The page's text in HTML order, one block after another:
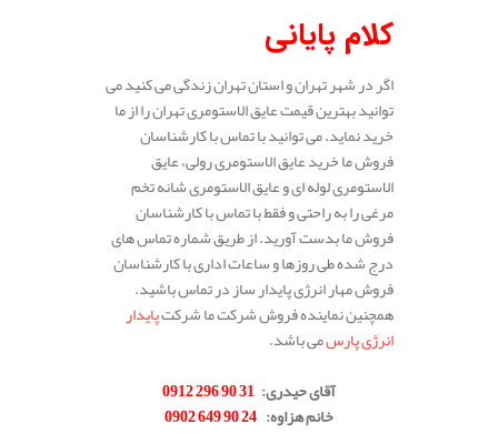
کلام پایانی
اگر در شهر تهران و استان تهران زندگی می کنید می
توانید بهترین قیمت عایق الاستومری تهران را از ما
خرید نماید. می توانید با تماس با کارشناسان
فروش ما خرید عایق الاستومری رولی، عایق
الاستومری لوله ای و عایق الاستومری شانه تخم
مرغی را به راحتی و فقط با تماس با کارشناسان
فروش ما بدست آورید. از طریق شماره تماس های
درج شده طی روزها و ساعات اداری با کارشناسان
فروش مهار انرژی پایدار ساز در تماس باشید.
همچنین نماینده فروش شرکت ما شرکتپایدار
انرژی پارسمی باشد.
آقای حیدری:
31 90 296 0912
خانم هزاوه:
24 90 649 0902